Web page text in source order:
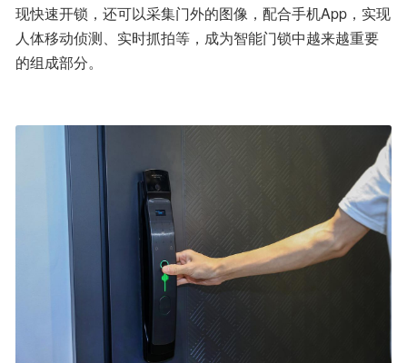
现快速开锁，还可以采集门外的图像，配合手机App，实现
人体移动侦测、实时抓拍等，成为智能门锁中越来越重要
的组成部分。